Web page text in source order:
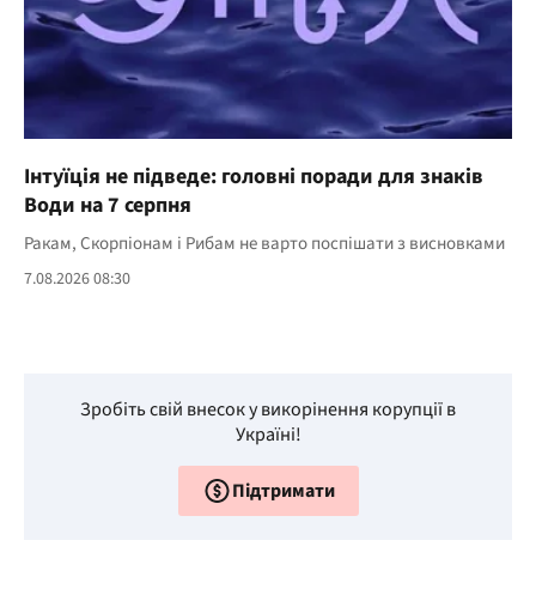
Інтуїція не підведе: головні поради для знаків
Води на 7 серпня
Ракам, Скорпіонам і Рибам не варто поспішати з висновками
7.08.2026 08:30
Зробіть свій внесок у викорінення корупції в
Україні!
Підтримати